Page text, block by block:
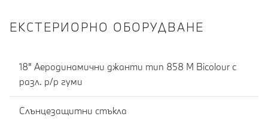
ЕКСТЕРИОРНО ОБОРУДВАНЕ
18" Аеродинамични джанти тип 858 М Bicolour с
разл. р/р гуми
Слънцезащитни стъкла